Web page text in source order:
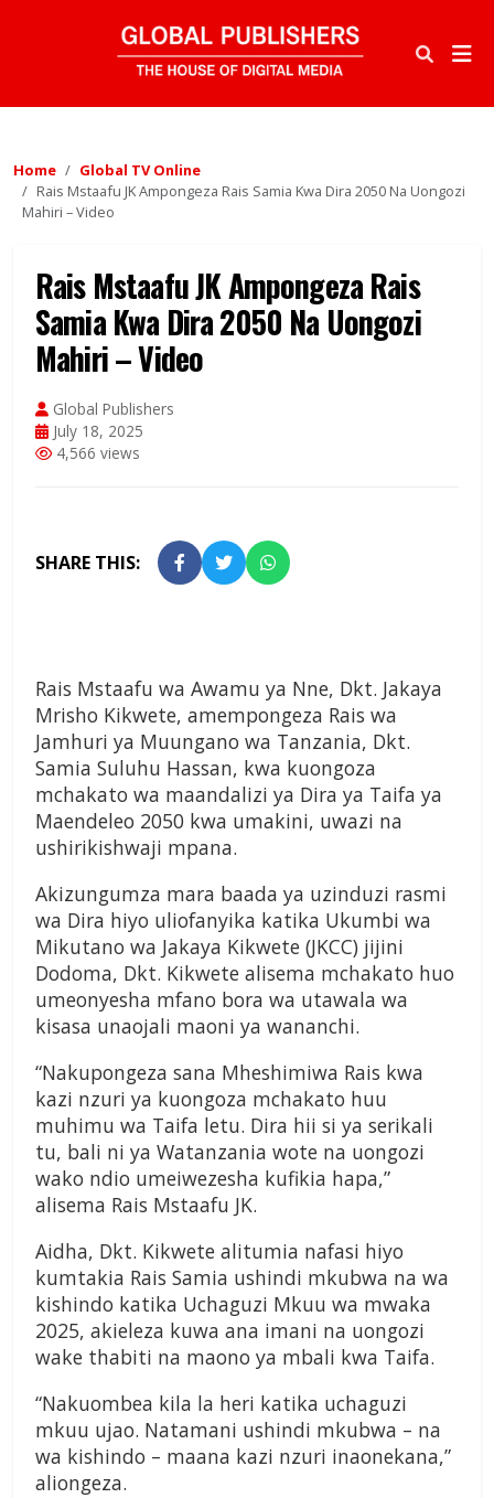
Home
Global TV Online
Rais Mstaafu JK Ampongeza Rais Samia Kwa Dira 2050 Na Uongozi
Mahiri – Video
Rais Mstaafu JK Ampongeza Rais
Samia Kwa Dira 2050 Na Uongozi
Mahiri – Video
Global Publishers
July 18, 2025
4,566 views
SHARE THIS:
Rais Mstaafu wa Awamu ya Nne, Dkt. Jakaya
Mrisho Kikwete, amempongeza Rais wa
Jamhuri ya Muungano wa Tanzania, Dkt.
Samia Suluhu Hassan, kwa kuongoza
mchakato wa maandalizi ya Dira ya Taifa ya
Maendeleo 2050 kwa umakini, uwazi na
ushirikishwaji mpana.
Akizungumza mara baada ya uzinduzi rasmi
wa Dira hiyo uliofanyika katika Ukumbi wa
Mikutano wa Jakaya Kikwete (JKCC) jijini
Dodoma, Dkt. Kikwete alisema mchakato huo
umeonyesha mfano bora wa utawala wa
kisasa unaojali maoni ya wananchi.
“Nakupongeza sana Mheshimiwa Rais kwa
kazi nzuri ya kuongoza mchakato huu
muhimu wa Taifa letu. Dira hii si ya serikali
tu, bali ni ya Watanzania wote na uongozi
wako ndio umeiwezesha kufikia hapa,”
alisema Rais Mstaafu JK.
Aidha, Dkt. Kikwete alitumia nafasi hiyo
kumtakia Rais Samia ushindi mkubwa na wa
kishindo katika Uchaguzi Mkuu wa mwaka
2025, akieleza kuwa ana imani na uongozi
wake thabiti na maono ya mbali kwa Taifa.
“Nakuombea kila la heri katika uchaguzi
mkuu ujao. Natamani ushindi mkubwa – na
wa kishindo – maana kazi nzuri inaonekana,”
aliongeza.